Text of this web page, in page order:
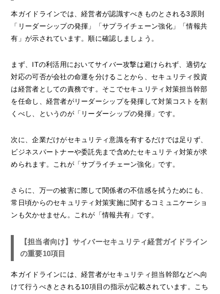
本ガイドラインでは、経営者が認識すべきものとされる3原則
「リーダーシップの発揮」「サプライチェーン強化」「情報共
有」が示されています。順に確認しましょう。
まず、ITの利活用においてサイバー攻撃は避けられず、適切な
対応の可否が会社の命運を分けることから、セキュリティ投資
は経営者としての責務です。そこでセキュリティ対策担当幹部
を任命し、経営者がリーダーシップを発揮して対策コストを割
くべし、というのが「リーダーシップの発揮」です。
次に、企業だけがセキュリティ意識を有するだけでは足りず、
ビジネスパートナーや委託先まで含めたセキュリティ対策が求
められます。これが「サプライチェーン強化」です。
さらに、万一の被害に際して関係者の不信感を拭うためにも、
常日頃からのセキュリティ対策実施に関するコミュニケーショ
ンも欠かせません。これが「情報共有」です。
【担当者向け】サイバーセキュリティ経営ガイドライン
の重要10項目
本ガイドラインには、経営者がセキュリティ担当幹部などへ向
けて行うべきとされる10項目の指示が記載されています。こち